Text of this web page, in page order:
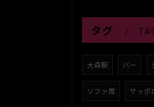
タグ
大森駅 バー
ソファ席 サッポ